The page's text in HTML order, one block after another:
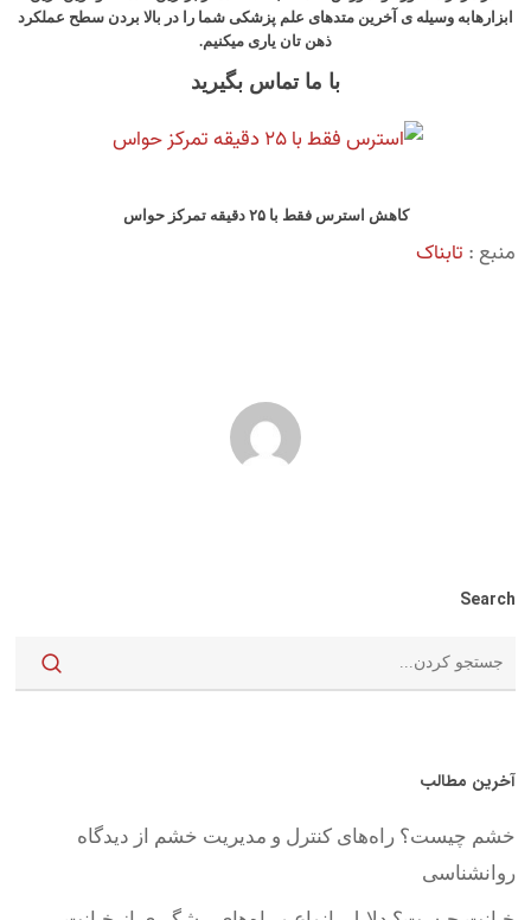
ابزارهابه وسیله ی آخرین متدهای علم پزشکی شما را در بالا بردن سطح عملکرد
ذهن تان یاری میکنیم.
با ما تماس بگیرید
کاهش استرس فقط با ۲۵ دقیقه تمرکز حواس
منبع : تابناک
Search
آخرین مطالب
خشم چیست؟ راه‌های کنترل و مدیریت خشم از دیدگاه
روانشناسی